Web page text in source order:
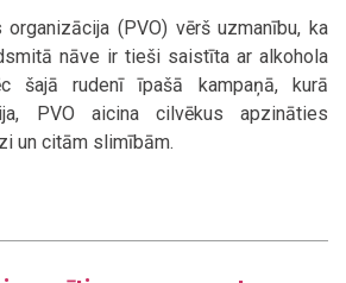
(PVO) vērš uzmanību, ka
nāve ir tieši saistīta ar alkohola
šajā rudenī īpašā kampaņā, kurā
PVO aicina cilvēkus apzināties
un citām slimībām.